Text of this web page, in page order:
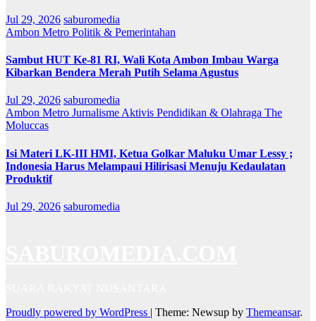
Jul 29, 2026 saburomedia
Ambon Metro Politik & Pemerintahan
Sambut HUT Ke-81 RI, Wali Kota Ambon Imbau Warga
Kibarkan Bendera Merah Putih Selama Agustus
Jul 29, 2026 saburomedia
Ambon Metro Jurnalisme Aktivis Pendidikan & Olahraga The
Moluccas
Isi Materi LK-III HMI, Ketua Golkar Maluku Umar Lessy ;
Indonesia Harus Melampaui Hilirisasi Menuju Kedaulatan
Produktif
Jul 29, 2026 saburomedia
Proudly powered by WordPress | Theme: Newsup by Themeansar.